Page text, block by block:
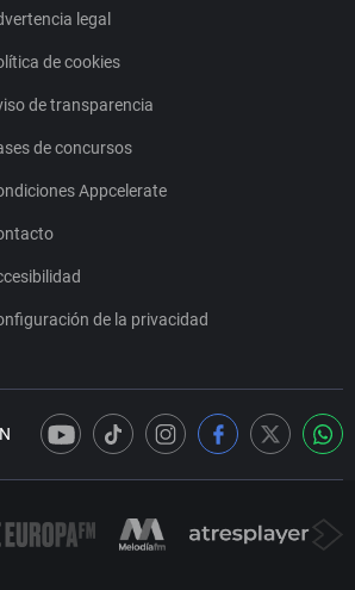
legal
de cookies
de transparencia
de concursos
Appcelerate
de la privacidad